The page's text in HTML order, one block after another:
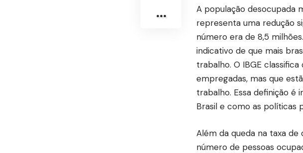
A população desocupada
representa uma redução
número era de 8,5
indicativo de que mais
trabalho. O IBGE
empregadas, mas que
trabalho. Essa definição
Brasil e como as políticas
Além da queda na taxa
número de pessoas